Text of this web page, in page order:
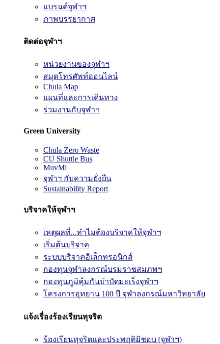
แบรนด์จุฬาฯ
ภาพบรรยากาศ
ติดต่อจุฬาฯ
หน่วยงานของจุฬาฯ
สมุดโทรศัพท์ออนไลน์
Chula Map
แผนที่และการเดินทาง
ร่วมงานกับจุฬาฯ
Green University
Chula Zero Waste
CU Shuttle Bus
MuvMi
จุฬาฯ กับความยั่งยืน
Sustainability Report
บริจาคให้จุฬาฯ
เหตุผลที่...ทำไมต้องบริจาคให้จุฬาฯ
เริ่มต้นบริจาค
ระบบบริจาคอิเล็กทรอนิกส์
กองทุนจุฬาลงกรณ์บรมราชสมภพฯ
กองทุนภูมิคุ้มกันบำบัดมะเร็งจุฬาฯ
โครงการอุทยาน 100 ปี จุฬาลงกรณ์มหาวิทยาลัย
แจ้งเรื่องร้องเรียนทุจริต
ร้องเรียนทุจริตและประพฤติมิชอบ (จุฬาฯ)